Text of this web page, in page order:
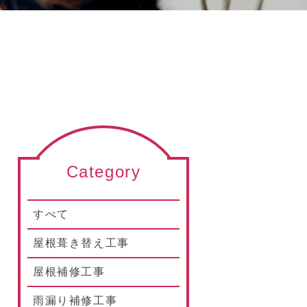
Category
すべて
屋根葺き替え工事
屋根補修工事
雨漏り補修工事